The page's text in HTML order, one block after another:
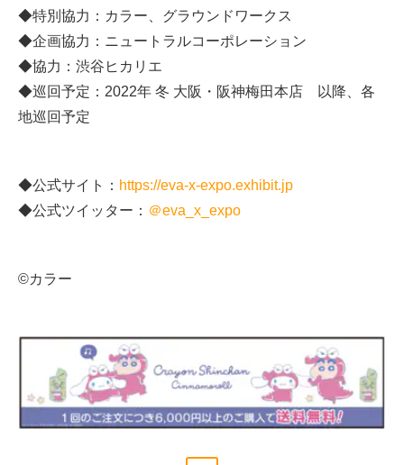
◆特別協力：カラー、グラウンドワークス
◆企画協力：ニュートラルコーポレーション
◆協力：渋谷ヒカリエ
◆巡回予定：2022年 冬 大阪・阪神梅田本店 以降、各
地巡回予定
◆公式サイト： https://eva-x-expo.exhibit.jp
◆公式ツイッター： ＠eva_x_expo
©カラー